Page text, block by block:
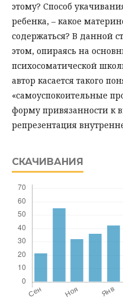
этому? Способ
ребенка, – какое
содержаться? В данной
этом, опираясь на
психосоматической
автор касается такого
«самоуспокоительные
форму привязанности к
репрезентация
СКАЧИВАНИЯ